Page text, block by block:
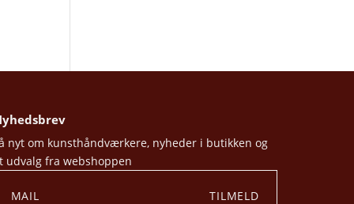
nyt om kunsthåndværkere, nyheder i butikken og
udvalg fra webshoppen
TILMELD